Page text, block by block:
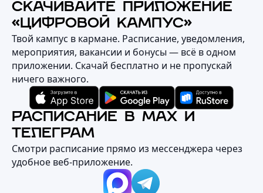
СКАЧИВАЙТЕ ПРИЛОЖЕНИЕ
«ЦИФРОВОЙ КАМПУС»
Твой кампус в кармане. Расписание, уведомления,
мероприятия, вакансии и бонусы — всё в одном
приложении. Скачай бесплатно и не пропускай
ничего важного.
РАСПИСАНИЕ В MAX И
ТЕЛЕГРАМ
Смотри расписание прямо из мессенджера через
удобное веб‑приложение.